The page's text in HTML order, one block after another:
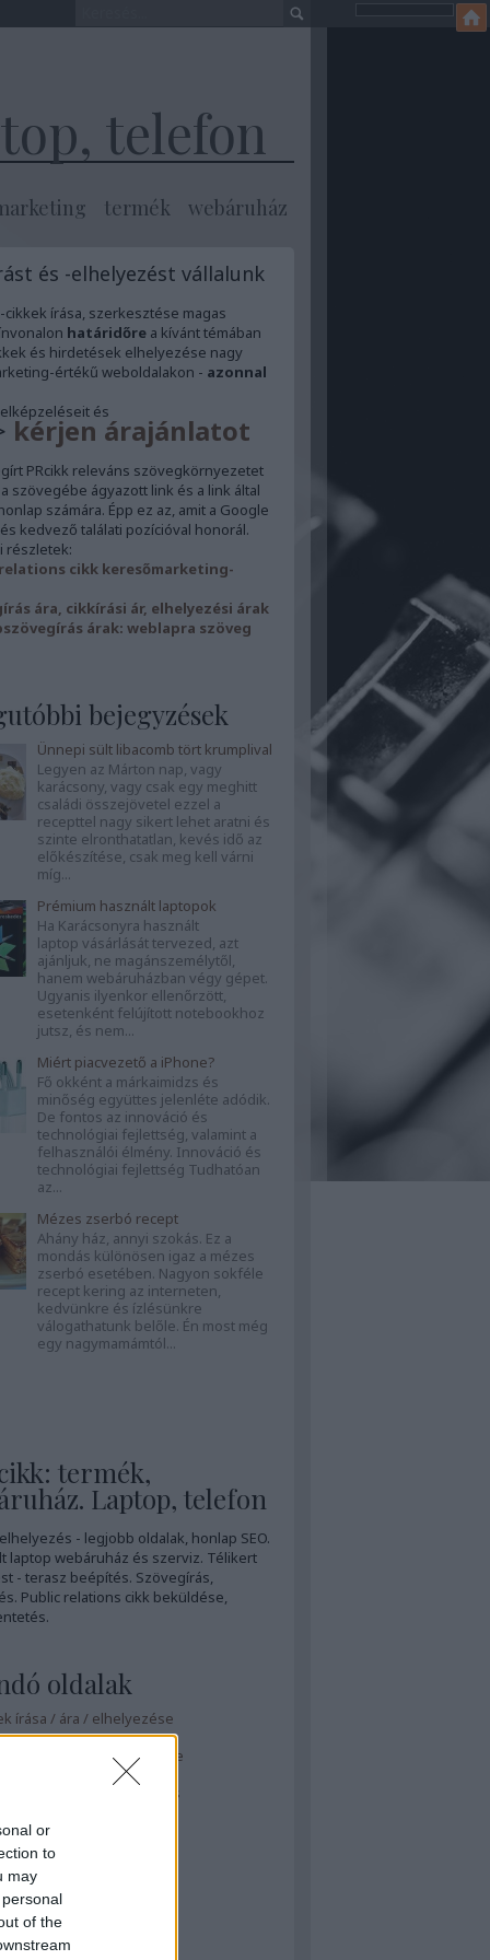
or
to
may
of the
telefon
termék webáruház
és -elhelyezést vállalunk
cikkek írása, szerkesztése magas
határidőrea kívánt témában
és hirdetések elhelyezése nagy
értékű weboldalakon - azonnal
és
kérjen árajánlatot
PRcikk releváns szövegkörnyezetet
szövegébe ágyazott link és a link által
számára. Épp ez az, amit a Google
kedvező találati pozícióval honorál.
részletek:
cikk keresőmarketing-
ára, cikkírási ár, elhelyezési árak
árak: weblapra szöveg
bejegyzések
Ünnepi sült libacomb tört krumplival
Legyen az Márton nap, vagy
karácsony, vagy csak egy meghitt
családi összejövetel ezzel a
recepttel nagy sikert lehet aratni és
szinte elronthatatlan, kevés idő az
előkészítése, csak meg kell várni
míg...
Prémium használt laptopok
Ha Karácsonyra használt
laptop vásárlását tervezed, azt
ajánljuk, ne magánszemélytől,
hanem webáruházban végy gépet.
Ugyanis ilyenkor ellenőrzött,
esetenként felújított notebookhoz
jutsz, és nem...
Miért piacvezető a iPhone?
Fő okként a márkaimidzs és
minőség együttes jelenléte adódik.
De fontos az innováció és
technológiai fejlettség, valamint a
felhasználói élmény. Innováció és
technológiai fejlettség Tudhatóan
az...
Mézes zserbó recept
Ahány ház, annyi szokás. Ez a
mondás különösen igaz a mézes
zserbó esetében. Nagyon sokféle
recept kering az interneten,
kedvünkre és ízlésünkre
válogathatunk belőle. Én most még
egy nagymamámtól...
termék,
Laptop, telefon
- legjobb oldalak, honlap SEO.
laptop webáruház és szerviz. Télikert
- terasz beépítés. Szövegírás,
Public relations cikk beküldése,
oldalak
írása / ára / elhelyezése
beküldése, megjelentetése
oldalak - Online elhelyezés
honlapra - árak
Budapest.
topikok